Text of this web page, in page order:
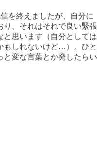
を終えましたが、自分に
り、それはそれで良い緊張
と思います（自分としては
もしれないけど…）。ひと
と変な言葉とか発したらい